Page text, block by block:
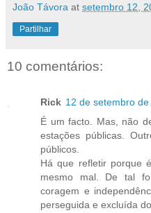
João Távora at setembro 12,
Partilhar
10 comentários:
Rick 12 de setembro
É um facto. Mas, não
estações públicas.
públicos.
Há que refletir porque
mesmo mal. De tal
coragem e
perseguida e excluída